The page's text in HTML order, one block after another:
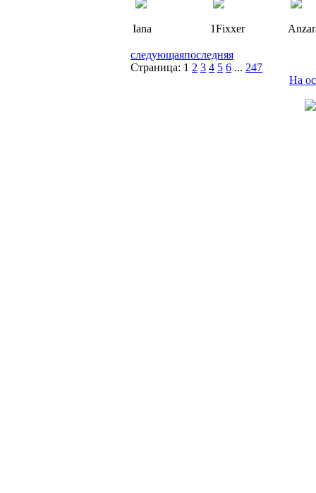
Iana 1Fixxer
следующаяпоследняя
Страница: 1 2 3 4 5 6 ... 247
На